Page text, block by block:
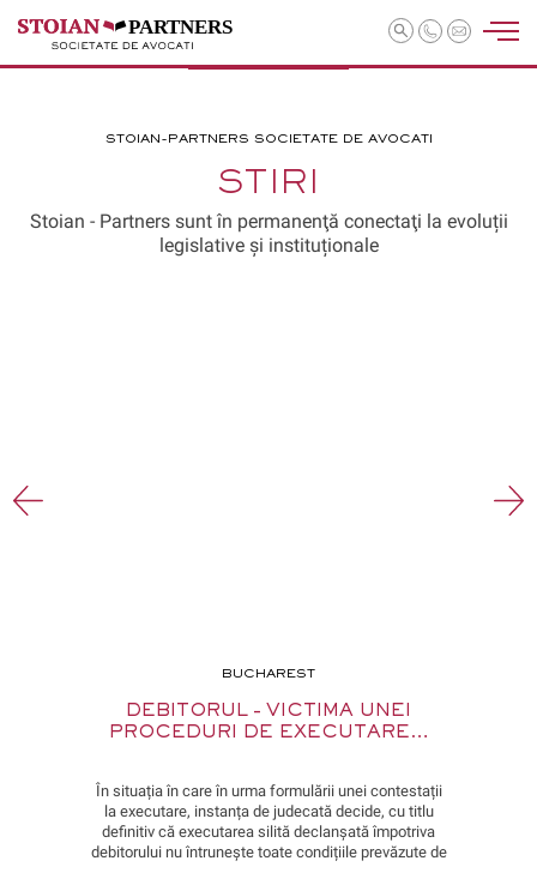
PARTNERS
STOIAN-PARTNERS SOCIETATE DE AVOCATI
STIRI
Stoian - Partners sunt în permanenţă conectaţi la evoluții
legislative și instituționale
BUCHAREST
DEBITORUL – VICTIMA UNEI
PROCEDURI DE EXECUTARE…
În situația în care în urma formulării unei contestații
la executare, instanța de judecată decide, cu titlu
definitiv că executarea silită declanșată împotriva
debitorului nu întrunește toate condițiile prevăzute de